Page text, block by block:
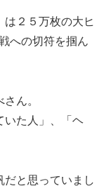
２５万枚の大ヒ
への切符を掴ん
ん。
いた人」、「ヘ
だと思っていまし